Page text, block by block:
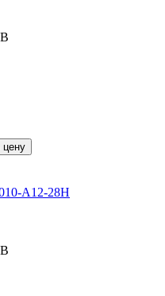
цену
A12-28H